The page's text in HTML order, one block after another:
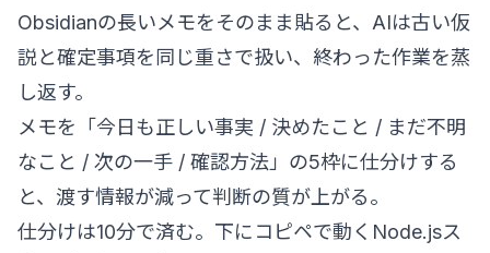
Obsidianの長いメモをそのまま貼ると、AIは古い仮
説と確定事項を同じ重さで扱い、終わった作業を蒸
し返す。
メモを「今日も正しい事実 / 決めたこと / まだ不明
なこと / 次の一手 / 確認方法」の5枠に仕分けする
と、渡す情報が減って判断の質が上がる。
仕分けは10分で済む。下にコピペで動くNode.jsス